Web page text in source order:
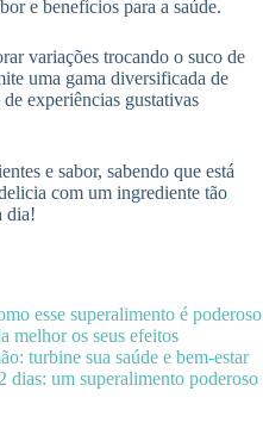
e benefícios para a saúde.
variações trocando o suco de
uma gama diversificada de
experiências gustativas
e sabor, sabendo que está
com um ingrediente tão
dia!
esse superalimento é poderoso
melhor os seus efeitos
turbine sua saúde e bem-estar
dias: um superalimento poderoso